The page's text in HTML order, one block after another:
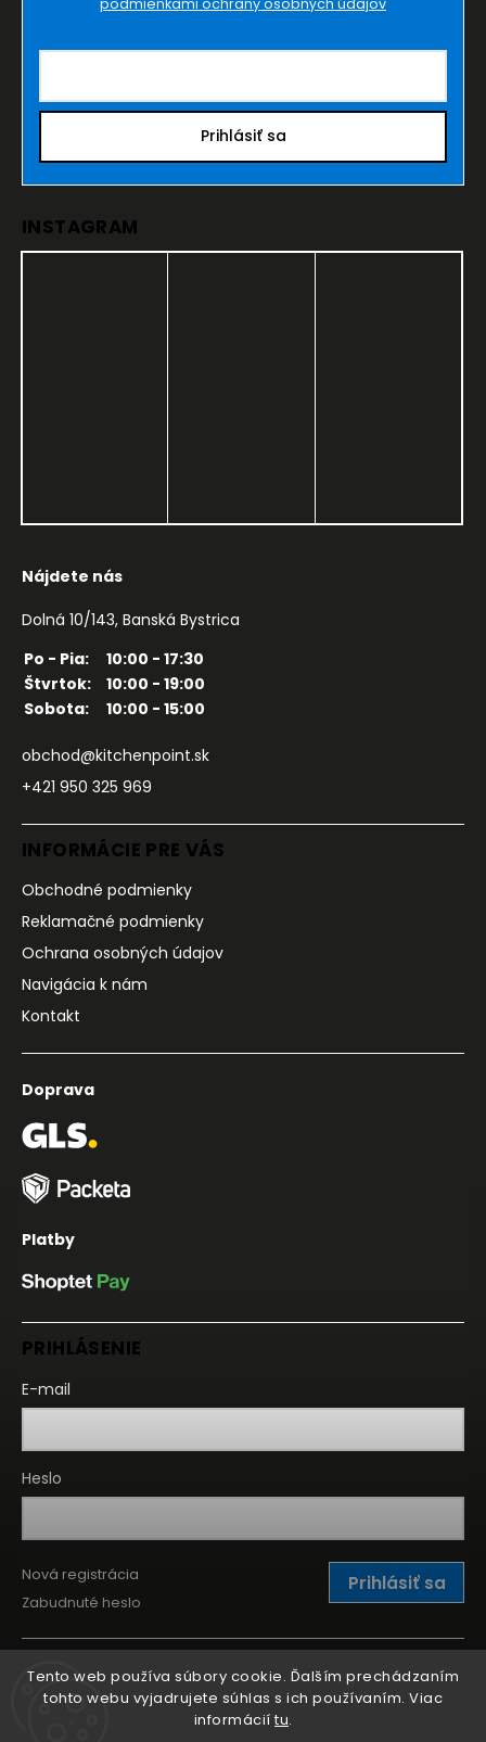
Tento web používa súbory cookie. Ďalším prechádzaním
tohto webu vyjadrujete súhlas s ich používaním. Viac
informácií tu.
podmienkami ochrany osobných údajov
Prihlásiť sa
INSTAGRAM
Nájdete nás
Dolná 10/143, Banská Bystrica
Po - Pia:
10:00 - 17:30
Štvrtok:
10:00 - 19:00
Sobota:
10:00 - 15:00
obchod@kitchenpoint.sk
+421 950 325 969
INFORMÁCIE PRE VÁS
Obchodné podmienky
Reklamačné podmienky
Ochrana osobných údajov
Navigácia k nám
Kontakt
Doprava
Platby
PRIHLÁSENIE
E-mail
Heslo
Prihlásiť sa
Nová registrácia
Zabudnuté heslo